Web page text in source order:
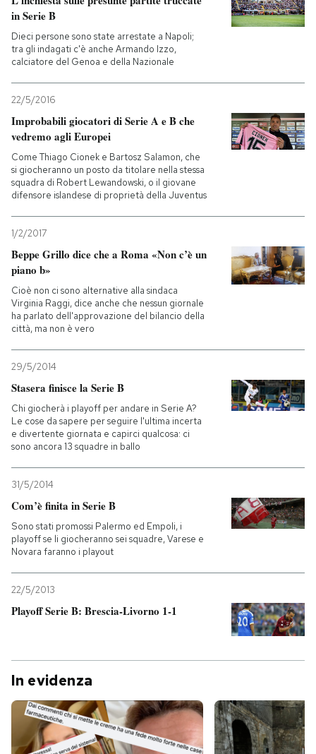
in Serie B
Dieci persone sono state arrestate a Napoli;
tra gli indagati c'è anche Armando Izzo,
calciatore del Genoa e della Nazionale
22/5/2016
Improbabili giocatori di Serie A e B che
vedremo agli Europei
Come Thiago Cionek e Bartosz Salamon, che
si giocheranno un posto da titolare nella stessa
squadra di Robert Lewandowski, o il giovane
difensore islandese di proprietà della Juventus
1/2/2017
Beppe Grillo dice che a Roma «Non c’è un
piano b»
Cioè non ci sono alternative alla sindaca
Virginia Raggi, dice anche che nessun giornale
ha parlato dell'approvazione del bilancio della
città, ma non è vero
29/5/2014
Stasera finisce la Serie B
Chi giocherà i playoff per andare in Serie A?
Le cose da sapere per seguire l'ultima incerta
e divertente giornata e capirci qualcosa: ci
sono ancora 13 squadre in ballo
31/5/2014
Com’è finita in Serie B
Sono stati promossi Palermo ed Empoli, i
playoff se li giocheranno sei squadre, Varese e
Novara faranno i playout
22/5/2013
Playoff Serie B: Brescia-Livorno 1-1
In evidenza